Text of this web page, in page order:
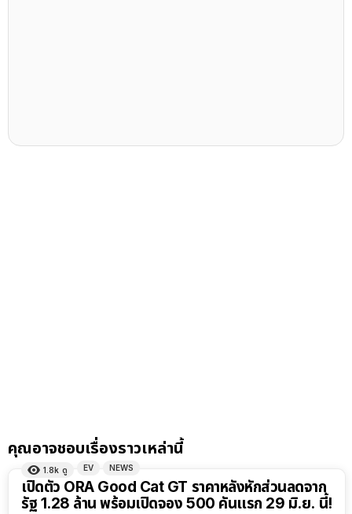
คุณอาจชอบเรื่องราวเหล่านี้
1.8k ดู EV NEWS
เปิดตัว ORA Good Cat GT ราคาหลังหักส่วนลดจาก
รัฐ 1.28 ล้าน พร้อมเปิดจอง 500 คันแรก 29 มิ.ย. นี้!